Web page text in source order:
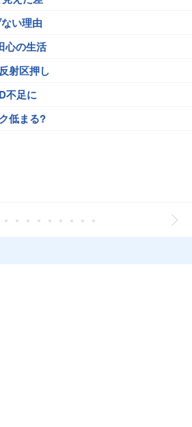
い理由
心の生活
射区押し
不足に
低まる?